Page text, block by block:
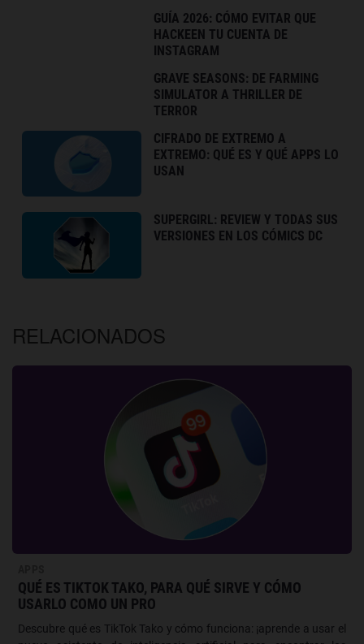
GUÍA 2026: CÓMO EVITAR QUE
HACKEEN TU CUENTA DE
INSTAGRAM
GRAVE SEASONS: DE FARMING
SIMULATOR A THRILLER DE
TERROR
CIFRADO DE EXTREMO A
EXTREMO: QUÉ ES Y QUÉ APPS LO
USAN
SUPERGIRL: REVIEW Y TODAS SUS
VERSIONES EN LOS CÓMICS DC
RELACIONADOS
QUÉ ES TIKTOK TAKO, PARA QUÉ SIRVE Y CÓMO
USARLO COMO UN PRO
Descubre qué es TikTok Tako y cómo funciona: ¡aprende a usar el